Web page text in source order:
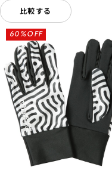
比較する
60%OFF